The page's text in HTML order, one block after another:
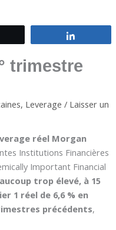
trimestre
, Leverage / Laisser un
réel Morgan
Institutions Financières
Important Financial
trop élevé, à 15
1 réel de 6,6 % en
précédents,